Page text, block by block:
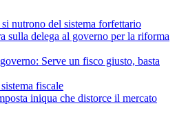
nutrono del sistema forfettario
sulla delega al governo per la riforma
Serve un fisco giusto, basta
fiscale
iniqua che distorce il mercato